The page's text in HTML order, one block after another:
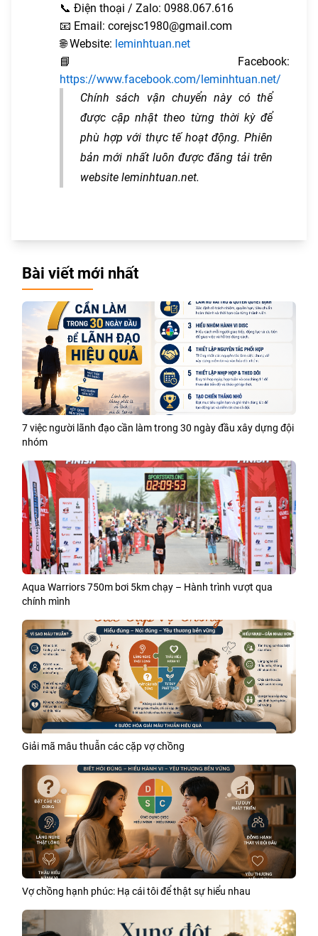
📞 Điện thoại / Zalo: 0988.067.616
📧 Email: corejsc1980@gmail.com
🌐 Website: leminhtuan.net
📘 Facebook:
https://www.facebook.com/leminhtuan.net/
Chính sách vận chuyển này có thể
được cập nhật theo từng thời kỳ để
phù hợp với thực tế hoạt động. Phiên
bản mới nhất luôn được đăng tải trên
website leminhtuan.net.
Bài viết mới nhất
7 việc người lãnh đạo cần làm trong 30 ngày đầu xây dựng đội
nhóm
Aqua Warriors 750m bơi 5km chạy – Hành trình vượt qua
chính mình
Giải mã mâu thuẫn các cặp vợ chồng
Vợ chồng hạnh phúc: Hạ cái tôi để thật sự hiểu nhau